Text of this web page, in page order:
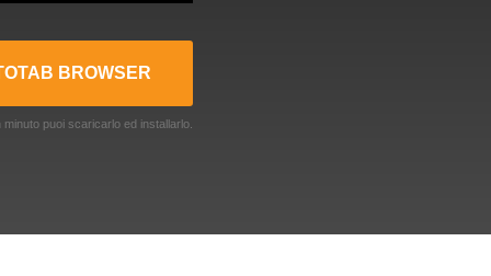
BROWSER
minuto puoi scaricarlo ed installarlo.